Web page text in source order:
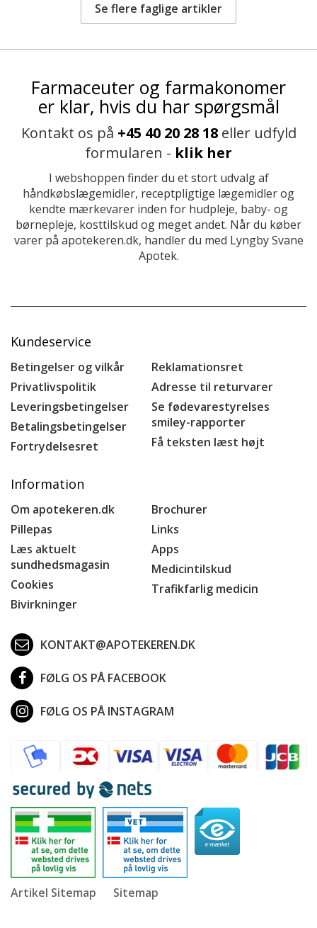
Se flere faglige artikler
Farmaceuter og farmakonomer
er klar, hvis du har spørgsmål
Kontakt os på +45 40 20 28 18eller udfyld
formularen - klik her
I webshoppen finder du et stort udvalg af
håndkøbslægemidler, receptpligtige lægemidler og
kendte mærkevarer inden for hudpleje, baby- og
børnepleje, kosttilskud og meget andet. Når du køber
varer på apotekeren.dk, handler du med Lyngby Svane
Apotek.
Kundeservice
Betingelser og vilkår
Privatlivspolitik
Leveringsbetingelser
Betalingsbetingelser
Fortrydelsesret
Reklamationsret
Adresse til returvarer
Se fødevarestyrelses
smiley-rapporter
Få teksten læst højt
Information
Om apotekeren.dk
Pillepas
Læs aktuelt
sundhedsmagasin
Cookies
Bivirkninger
Brochurer
Links
Apps
Medicintilskud
Trafikfarlig medicin
KONTAKT@APOTEKEREN.DK
FØLG OS PÅ FACEBOOK
FØLG OS PÅ INSTAGRAM
Artikel Sitemap Sitemap